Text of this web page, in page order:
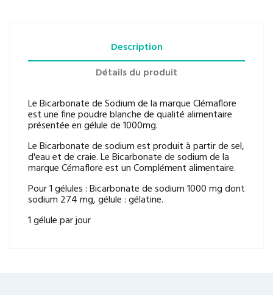
Description
Détails du produit
Le Bicarbonate de Sodium de la marque Clémaflore
est une fine poudre blanche de qualité alimentaire
présentée en gélule de 1000mg.
Le Bicarbonate de sodium est produit à partir de sel,
d'eau et de craie. Le Bicarbonate de sodium de la
marque Cémaflore est un Complément alimentaire.
Pour 1 gélules : Bicarbonate de sodium 1000 mg dont
sodium 274 mg, gélule : gélatine.
1 gélule par jour